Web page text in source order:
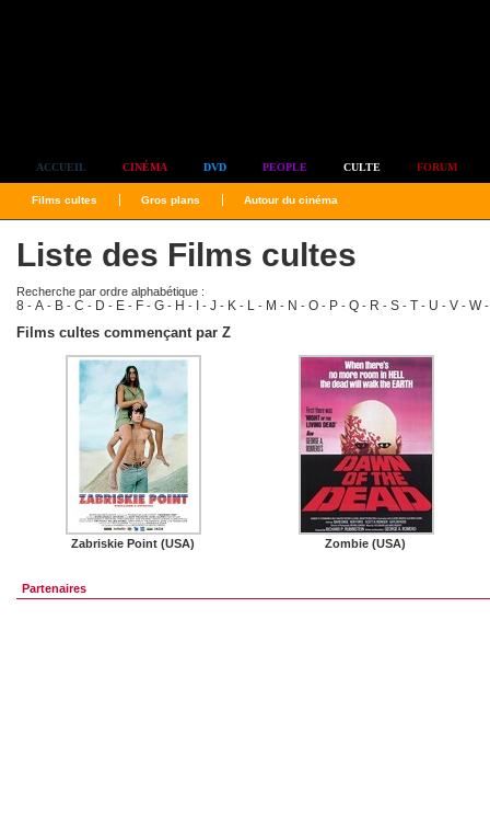
ACCUEIL CINÉMA DVD PEOPLE CULTE FORUM
Films cultes Gros plans Autour du cinéma
Liste des Films cultes
Recherche par ordre alphabétique :
8 - A - B - C - D - E - F - G - H - - J - K - L - M - N - O - P - Q - R - S - T - U - V - W
Films cultes commençant par Z
Zabriskie Point (USA) Zombie (USA)
Partenaires